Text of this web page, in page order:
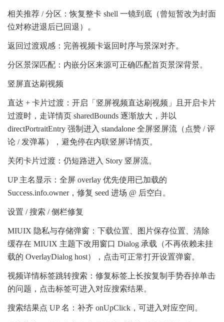
相关推荐 / 分区：恢复整卡 shell 一镜到底（曾短暂改为封面
位对称进退后已回退）。
返回过渡观感：完善视频卡返回时序与景深对齐。
分区景深匹配：内嵌分区来源可正确匹配首页景深背景。
竖屏直达刷视频
直达 + 卡片过渡：开启「竖屏视频直达刷视频」且开启卡片
过渡时，走详情页 sharedBounds 逐渐放大，并以
directPortraitEntry 强制进入 standalone 全屏竖屏流（点赞 / 评
论 / 发弹幕），避免停在内联竖屏详情页。
关闭卡片过渡：仍短路进入 Story 竖屏流。
UP 主名显示：全屏 overlay 优先使用已加载的
Success.info.owner，修复 seed 进场 @ 后空白。
设置 / 搜索 / 侧栏修复
MIUIX 隐私与存储弹窗：下载位置、图片保存位置、清除
缓存在 MIUIX 主题下改用窗口 Dialog 承载（不再依赖未挂
载的 OverlayDialog host），点击可正常打开设置弹窗。
视频详情标签跳转搜索：修复标签上长按复制手势吞掉单击
的问题，点击标签可进入对应搜索结果。
搜索结果点 UP 名：补齐 onUpClick，可进入对应空间。